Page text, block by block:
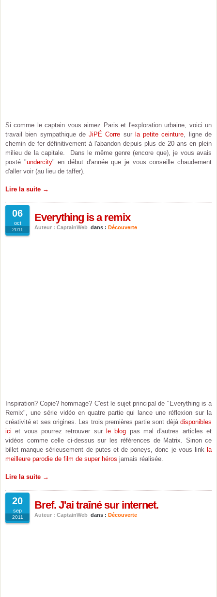
Si comme le captain vous aimez Paris et l'exploration urbaine, voici un
travail bien sympathique deJiPÉ Corre sur la petite ceinture, ligne de
chemin de fer définitivement à l'abandon depuis plus de 20 ans en plein
milieu de la capitale. Dans le même genre (encore que), je vous avais
posté "undercity" en début d'année que je vous conseille chaudement
d'aller voir (au lieu de taffer).
Lire la suite →
06
oct
2011
Everything is a remix
Auteur : CaptainWeb dans : Découverte
Inspiration? Copie? hommage? C'est le sujet principal de "Everything is a
Remix", une série vidéo en quatre partie qui lance une réflexion sur la
créativité et ses origines. Les trois premières partie sont dèjà disponibles
ici et vous pourrez retrouver sur le blog pas mal d'autres articles et
vidéos comme celle ci-dessus sur les références de Matrix. Sinon ce
billet manque sérieusement de putes et de poneys, donc je vous link la
meilleure parodie de film de super héros jamais réalisée.
Lire la suite →
20
sep
2011
Bref. J'ai traîné sur internet.
Auteur : CaptainWeb dans : Découverte